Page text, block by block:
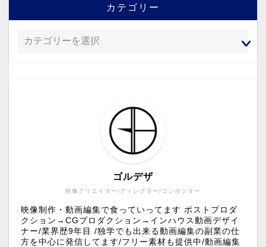
カテゴリー
映像クリエイター/ディレクター/コンポジター
ゴルデザ
映像制作・動画編集で食っていってます ポストプロダ
クション→CGプロダクション→インハウス動画デザイ
ナー/業界歴9年目 /独学でも出来る動画編集の副業の仕
方を中心に発信してます/フリー素材も提供中/動画編集